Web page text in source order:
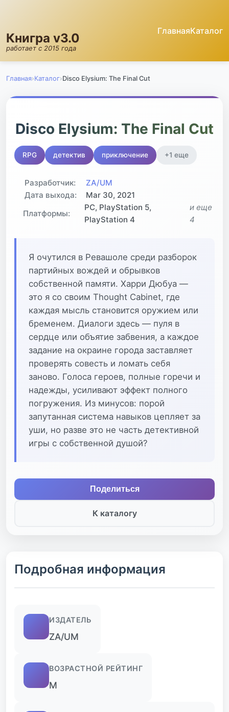
Книгра v3.0
работает с 2015 года
ГлавнаяКаталог
Главная›Каталог›Disco Elysium: The Final Cut
⭐
83.6
Disco Elysium: The Final Cut
RPG детектив приключение +1 еще
Разработчик:
ZA/UM
Дата выхода:
Mar 30, 2021
Платформы:
PC, PlayStation 5,
PlayStation 4
и еще
4
Я очутился в Ревашоле среди разборок
партийных вождей и обрывков
собственной памяти. Харри Дюбуа —
это я со своим Thought Cabinet, где
каждая мысль становится оружием или
бременем. Диалоги здесь — пуля в
сердце или объятие забвения, а каждое
задание на окраине города заставляет
проверять совесть и ломать себя
заново. Голоса героев, полные горечи и
надежды, усиливают эффект полного
погружения. Из минусов: порой
запутанная система навыков цепляет за
уши, но разве это не часть детективной
игры с собственной душой?
Поделиться
К каталогу
Подробная информация
ИЗДАТЕЛЬ
ZA/UM
ВОЗРАСТНОЙ РЕЙТИНГ
M